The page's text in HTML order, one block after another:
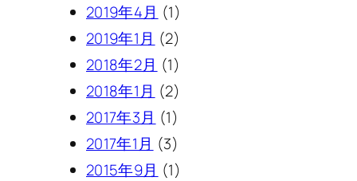
2019年4月 (1)
2019年1月 (2)
2018年2月 (1)
2018年1月 (2)
2017年3月 (1)
2017年1月 (3)
2015年9月 (1)